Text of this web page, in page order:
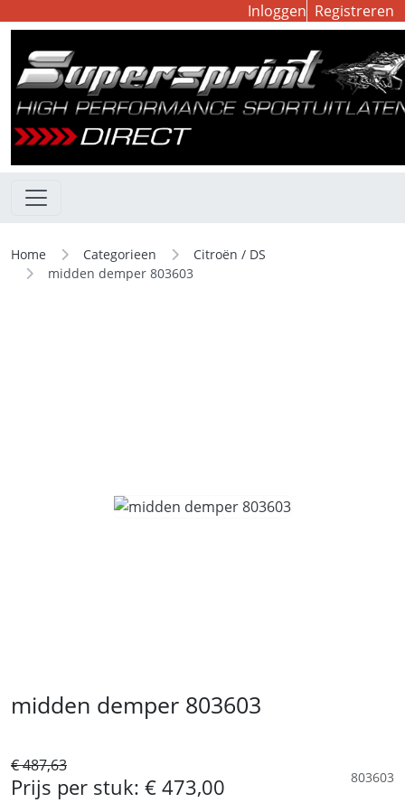
Inloggen Registreren
Home Categorieen
Citroën / DS
midden demper 803603
midden demper 803603
€ 487,63
Prijs per stuk: € 473,00 803603